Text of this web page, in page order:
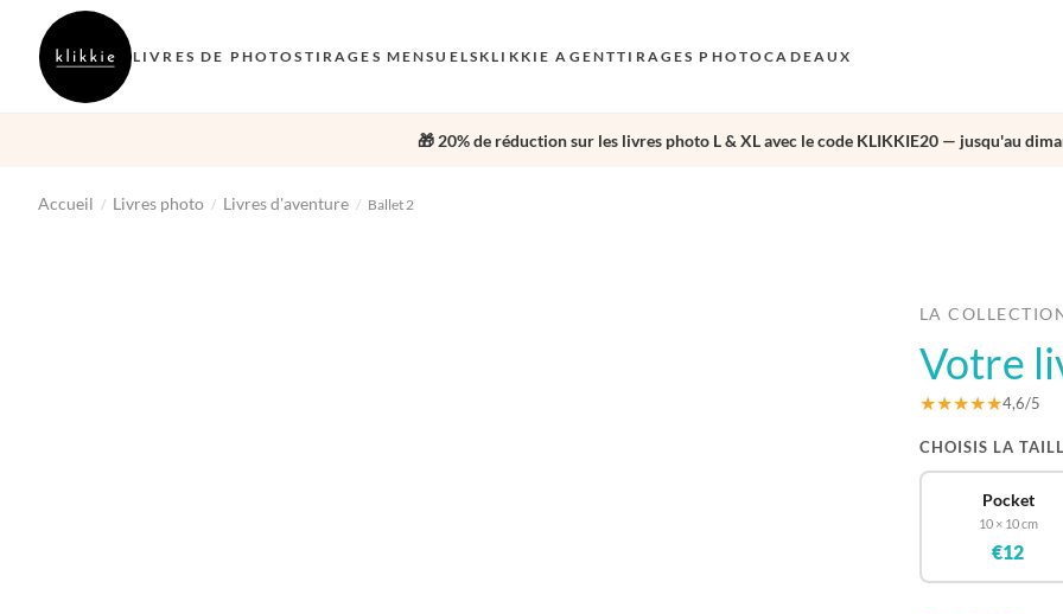
LIVRES DE PHOTOS TIRAGES MENSUELS KLIKKIE AGENTTIRAGES PHOTOCADEAUX
🎁 20% de réduction sur les livres photo L & XL avec le code KLIKKIE20 — jusqu'au
Accueil / Livres photo / Livres d'aventure / Ballet 2
LA
Votre
★★★★★4,6/5
CHOISIS LA
Pocket
10 × 10 cm
€12